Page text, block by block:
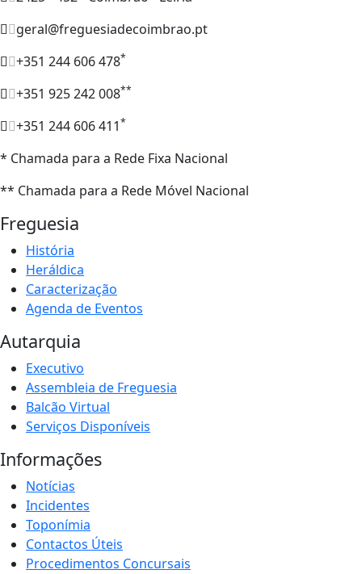
geral@freguesiadecoimbrao.pt
+351 244 606 478*
+351 925 242 008**
+351 244 606 411*
* Chamada para a Rede Fixa Nacional
** Chamada para a Rede Móvel Nacional
Freguesia
História
Heráldica
Caracterização
Agenda de Eventos
Autarquia
Executivo
Assembleia de Freguesia
Balcão Virtual
Serviços Disponíveis
Informações
Notícias
Incidentes
Toponímia
Contactos Úteis
Procedimentos Concursais